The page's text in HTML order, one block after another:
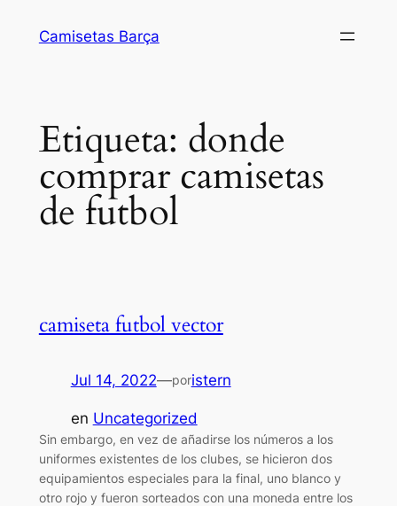
Camisetas Barça
Etiqueta: donde
comprar camisetas
de futbol
camiseta futbol vector
Jul 14, 2022—poristern
en Uncategorized
Sin embargo, en vez de añadirse los números a los
uniformes existentes de los clubes, se hicieron dos
equipamientos especiales para la final, uno blanco y
otro rojo y fueron sorteados con una moneda entre los